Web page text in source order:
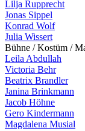
Lilja Rupprecht
Jonas Sippel
Konrad Wolf
Julia Wissert
Bühne / Kostüm / M
Leila Abdullah
Victoria Behr
Beatrix Brandler
Janina Brinkmann
Jacob Höhne
Gero Kindermann
Magdalena Musial